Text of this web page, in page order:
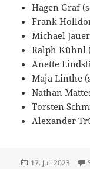
Hagen Graf
Frank
Michael
Ralph Kühnl
Anette
Maja Linthe
Nathan
Torsten
Alexander
Veröffentlicht
17. Juli 2023